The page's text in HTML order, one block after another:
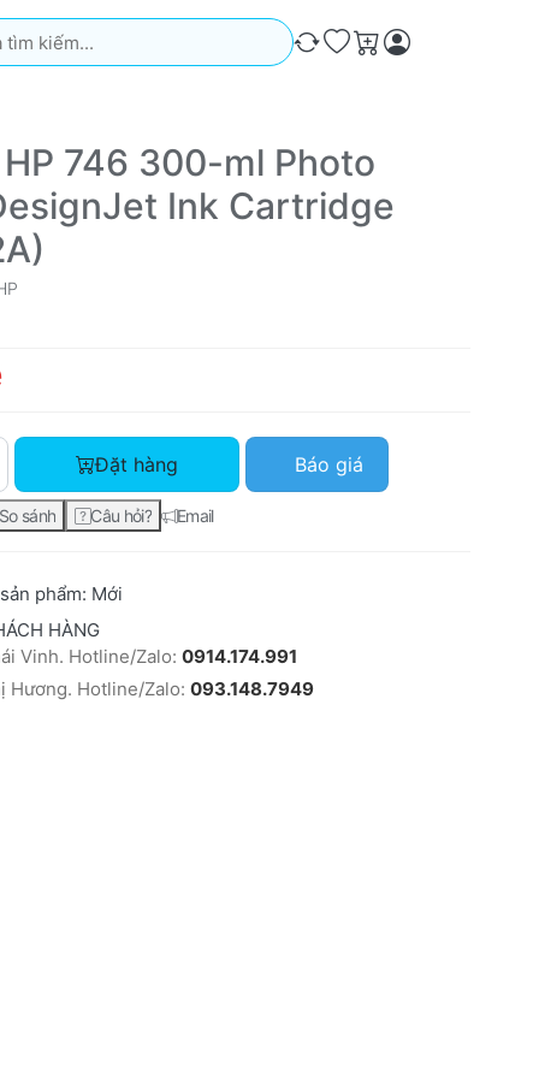
Kết quả sẽ tự động xuất hiện khi bạn nhập. Nhấn phím
So sánh
Ưa thích
Giỏ hàng
746 300-ml Photo
Ink Cartridge
Mực in HP 746 300-ml Photo Black DesignJet Ink Cartridge
Đặt hàng Báo giá
So sánh Câu hỏi? Email
phẩm: Mới
HÀNG
Vinh. Hotline/Zalo: 0914.174.991
Hương. Hotline/Zalo: 093.148.7949